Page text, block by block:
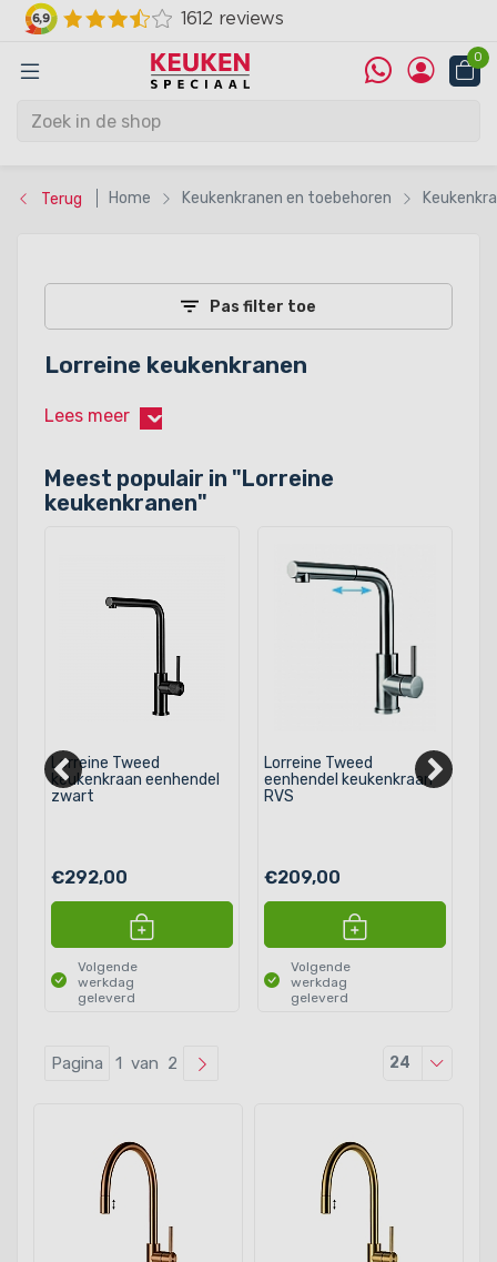
0
Terug Home Keukenkranen en toebehoren
Pas filter toe
Lorreine keukenkranen
Lees meer ›
Meest populair in "Lorreine
keukenkranen"
Lorreine Tweed
keukenkraan eenhendel
zwart
€292,00
Volgende
werkdag
geleverd
Lorreine Tweed
eenhendel keukenkraan
RVS
€209,00
Volgende
werkdag
geleverd
24
Pagina 1 van 2